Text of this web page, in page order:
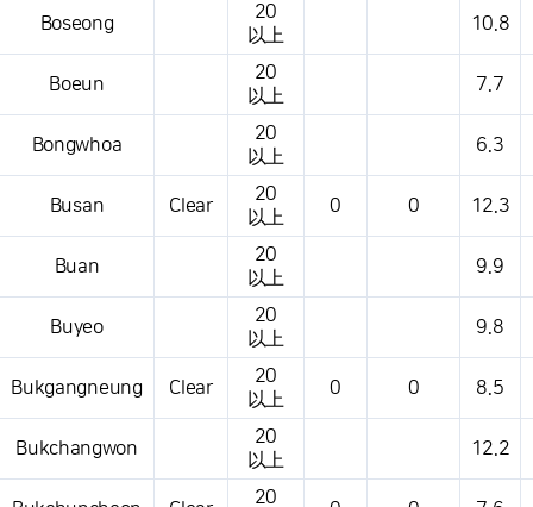
Boseong
20
以上
10.8
Boeun
20
以上
7.7
Bongwhoa
20
以上
6.3
Busan Clear
20
以上
0 0 12.3
Buan
20
以上
9.9
Buyeo
20
以上
9.8
Bukgangneung Clear
20
以上
0 0 8.5
Bukchangwon
20
以上
12.2
20